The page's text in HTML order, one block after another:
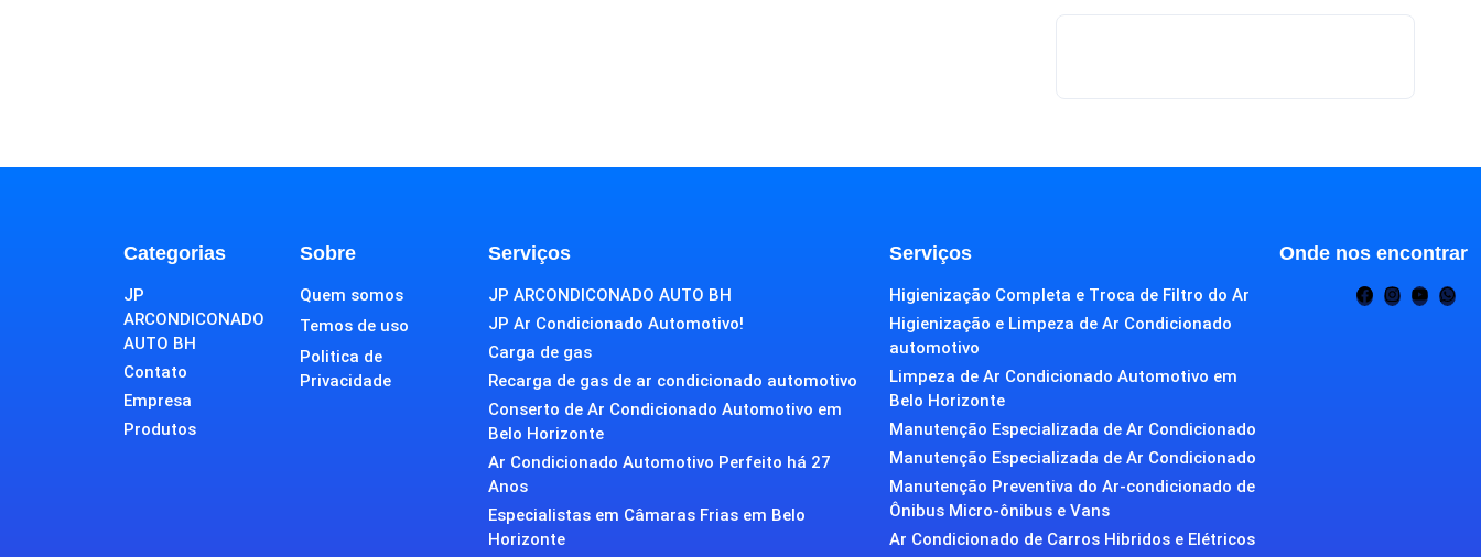
Categorias
JP
ARCONDICONADO
AUTO BH
Contato
Empresa
Produtos
Sobre
Quem somos
Temos de uso
Politica de
Privacidade
Serviços
JP ARCONDICONADO AUTO BH
JP Ar Condicionado Automotivo!
Carga de gas
Recarga de gas de ar condicionado automotivo
Conserto de Ar Condicionado Automotivo em
Belo Horizonte
Ar Condicionado Automotivo Perfeito há 27
Anos
Especialistas em Câmaras Frias em Belo
Horizonte
Serviços
Higienização Completa e Troca de Filtro do Ar
Higienização e Limpeza de Ar Condicionado
automotivo
Limpeza de Ar Condicionado Automotivo em
Belo Horizonte
Manutenção Especializada de Ar Condicionado
Manutenção Especializada de Ar Condicionado
Manutenção Preventiva do Ar-condicionado de
Ônibus Micro-ônibus e Vans
Ar Condicionado de Carros Hibridos e Elétricos
Onde nos encontrar